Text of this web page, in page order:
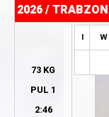
2026 / TRABZON
73 KG
PUL 1
2:46
I W